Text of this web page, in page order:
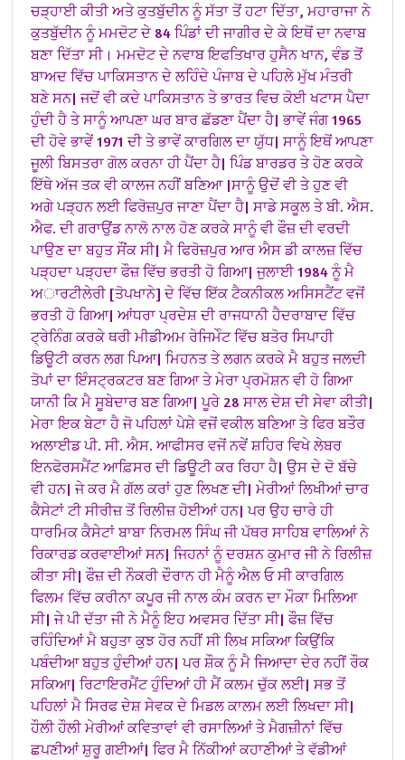
ਚੜ੍ਹਾਈ ਕੀਤੀ ਅਤੇ ਕੁਤਬੁੱਦੀਨ ਨੂੰ ਸੱਤਾ ਤੋਂ ਹਟਾ ਦਿੱਤਾ, ਮਹਾਰਾਜਾ ਨੇ
ਕੁਤਬੁੱਦੀਨ ਨੂੰ ਮਮਦੋਟ ਦੇ 84 ਪਿੰਡਾਂ ਦੀ ਜਾਗੀਰ ਦੇ ਕੇ ਇਥੋਂ ਦਾ ਨਵਾਬ
ਬਣਾ ਦਿੱਤਾ ਸੀ। ਮਮਦੋਟ ਦੇ ਨਵਾਬ ਇਫਤਿਖਾਰ ਹੁਸੈਨ ਖਾਨ, ਵੰਡ ਤੋਂ
ਬਾਅਦ ਵਿੱਚ ਪਾਕਿਸਤਾਨ ਦੇ ਲਹਿੰਦੇ ਪੰਜਾਬ ਦੇ ਪਹਿਲੇ ਮੁੱਖ ਮੰਤਰੀ
ਬਣੇ ਸਨ| ਜਦੋਂ ਵੀ ਕਦੇ ਪਾਕਿਸਤਾਨ ਤੇ ਭਾਰਤ ਵਿਚ ਕੋਈ ਖਟਾਸ ਪੈਦਾ
ਹੁੰਦੀ ਹੈ ਤੇ ਸਾਨੂੰ ਆਪਣਾ ਘਰ ਬਾਰ ਛੱਡਣਾ ਪੈਂਦਾ ਹੈ| ਭਾਵੇਂ ਜੰਗ 1965
ਦੀ ਹੋਵੇ ਭਾਵੇਂ 1971 ਦੀ ਤੇ ਭਾਵੇਂ ਕਾਰਗਿਲ ਦਾ ਯੁੱਧ| ਸਾਨੂੰ ਇਥੋਂ ਆਪਣਾ
ਜੂਲੀ ਬਿਸਤਰਾ ਗੋਲ ਕਰਨਾ ਹੀ ਪੈਂਦਾ ਹੈ| ਪਿੰਡ ਬਾਰਡਰ ਤੇ ਹੋਣ ਕਰਕੇ
ਇੱਥੇ ਅੱਜ ਤਕ ਵੀ ਕਾਲਜ ਨਹੀਂ ਬਣਿਆ |ਸਾਨੂੰ ਉਦੋਂ ਵੀ ਤੇ ਹੁਣ ਵੀ
ਅਗੇ ਪੜ੍ਹਨ ਲਈ ਫਿਰੋਜ਼ਪੁਰ ਜਾਣਾ ਪੈਂਦਾ ਹੈ| ਸਾਡੇ ਸਕੂਲ ਤੇ ਬੀ. ਐਸ.
ਐਫ. ਦੀ ਗਰਾਉਂਡ ਨਾਲੋ ਨਾਲ ਹੋਣ ਕਰਕੇ ਸਾਨੂੰ ਵੀ ਫੌਜ਼ ਦੀ ਵਰਦੀ
ਪਾਉਣ ਦਾ ਬਹੁਤ ਸੌਂਕ ਸੀ| ਮੈ ਫਿਰੋਜ਼ਪੁਰ ਆਰ ਐਸ ਡੀ ਕਾਲਜ਼ ਵਿੱਚ
ਪੜ੍ਹਦਾ ਪੜ੍ਹਦਾ ਫੌਜ਼ ਵਿੱਚ ਭਰਤੀ ਹੋ ਗਿਆ| ਜੁਲਾਈ 1984 ਨੂੰ ਮੈ
ਅਾਰਟੀਲੇਰੀ [ਤੋਪਖਾਨੇ] ਦੇ ਵਿੱਚ ਇੱਕ ਟੈਕਨੀਕਲ ਅਸਿਸਟੈਂਟ ਵਜੋਂ
ਭਰਤੀ ਹੋ ਗਿਆ| ਆਂਧਰਾ ਪ੍ਰਦੇਸ਼ ਦੀ ਰਾਜਧਾਨੀ ਹੈਦਰਾਬਾਦ ਵਿੱਚ
ਟ੍ਰੇਨਿੰਗ ਕਰਕੇ ਥਰੀ ਮੀਡੀਅਮ ਰੇਜਿਮੇੰਟ ਵਿੱਚ ਬਤੋਰ ਸਿਪਾਹੀ
ਡਿਊਟੀ ਕਰਨ ਲਗ ਪਿਆ| ਮਿਹਨਤ ਤੇ ਲਗਨ ਕਰਕੇ ਮੈ ਬਹੁਤ ਜਲਦੀ
ਤੋਪਾਂ ਦਾ ਇੰਸਟ੍ਰਕਟਰ ਬਣ ਗਿਆ ਤੇ ਮੇਰਾ ਪ੍ਰਮੋਸ਼ਨ ਵੀ ਹੋ ਗਿਆ
ਯਾਨੀ ਕਿ ਮੈ ਸੂਬੇਦਾਰ ਬਣ ਗਿਆ| ਪੂਰੇ 28 ਸਾਲ ਦੇਸ਼ ਦੀ ਸੇਵਾ ਕੀਤੀ|
ਮੇਰਾ ਇਕ ਬੇਟਾ ਹੈ ਜੋ ਪਹਿਲਾਂ ਪੇਸ਼ੇ ਵਜੋਂ ਵਕੀਲ ਬਣਿਆ ਤੇ ਫਿਰ ਬਤੌਰ
ਅਲਾਈਡ ਪੀ. ਸੀ. ਐਸ. ਆਫੀਸਰ ਵਜੋਂ ਨਵੇਂ ਸ਼ਹਿਰ ਵਿਖੇ ਲੇਬਰ
ਇਨਫੋਰਸਮੈਂਟ ਆਫ਼ਿਸਰ ਦੀ ਡਿਊਟੀ ਕਰ ਰਿਹਾ ਹੈ| ਉਸ ਦੇ ਦੋ ਬੱਚੇ
ਵੀ ਹਨ| ਜੇ ਕਰ ਮੈ ਗੱਲ ਕਰਾਂ ਹੁਣ ਲਿਖਣ ਦੀ| ਮੇਰੀਆਂ ਲਿਖੀਆਂ ਚਾਰ
ਕੈਸੇਟਾਂ ਟੀ ਸੀਰੀਜ਼ ਤੋਂ ਰਿਲੀਜ਼ ਹੋਈਆਂ ਹਨ| ਪਰ ਉਹ ਚਾਰੇ ਹੀ
ਧਾਰਮਿਕ ਕੈਸੇਟਾਂ ਬਾਬਾ ਨਿਰਮਲ ਸਿੰਘ ਜੀ ਪੱਥਰ ਸਾਹਿਬ ਵਾਲਿਆਂ ਨੇ
ਰਿਕਾਰਡ ਕਰਵਾਈਆਂ ਸਨ| ਜਿਹਨਾਂ ਨੂੰ ਦਰਸ਼ਨ ਕੁਮਾਰ ਜੀ ਨੇ ਰਿਲੀਜ਼
ਕੀਤਾ ਸੀ| ਫੌਜ਼ ਦੀ ਨੌਕਰੀ ਦੌਰਾਨ ਹੀ ਮੈਨੂੰ ਐਲ ਓ ਸੀ ਕਾਰਗਿਲ
ਫਿਲਮ ਵਿੱਚ ਕਰੀਨਾ ਕਪੂਰ ਜੀ ਨਾਲ ਕੰਮ ਕਰਨ ਦਾ ਮੌਕਾ ਮਿਲਿਆ
ਸੀ| ਜੇ ਪੀ ਦੱਤਾ ਜੀ ਨੇ ਮੈਨੂੰ ਇਹ ਅਵਸਰ ਦਿੱਤਾ ਸੀ| ਫੌਜ਼ ਵਿੱਚ
ਰਹਿੰਦਿਆਂ ਮੈ ਬਹੁਤਾ ਕੁਝ ਹੋਰ ਨਹੀਂ ਸੀ ਲਿਖ ਸਕਿਆ ਕਿਉਂਕਿ
ਪਬੰਦੀਆ ਬਹੁਤ ਹੁੰਦੀਆਂ ਹਨ| ਪਰ ਸ਼ੌਕ ਨੂੰ ਮੈ ਜਿਆਦਾ ਦੇਰ ਨਹੀਂ ਰੌਕ
ਸਕਿਆ| ਰਿਟਾਇਰਮੈਂਟ ਹੁੰਦਿਆਂ ਹੀ ਮੈਂ ਕਲਮ ਚੁੱਕ ਲਈ| ਸਭ ਤੋਂ
ਪਹਿਲਾਂ ਮੈ ਸਿਰਫ ਦੇਸ਼ ਸੇਵਕ ਦੇ ਮਿਡਲ ਕਾਲਮ ਲਈ ਲਿਖਦਾ ਸੀ|
ਹੌਲੀ ਹੌਲੀ ਮੇਰੀਆਂ ਕਵਿਤਾਵਾਂ ਵੀ ਰਸਾਲਿਆਂ ਤੇ ਮੈਗਜ਼ੀਨਾਂ ਵਿੱਚ
ਛਪਣੀਆਂ ਸ਼ੁਰੂ ਗਈਆਂ| ਫਿਰ ਮੈ ਨਿੱਕੀਆਂ ਕਹਾਣੀਆਂ ਤੇ ਵੱਡੀਆਂ